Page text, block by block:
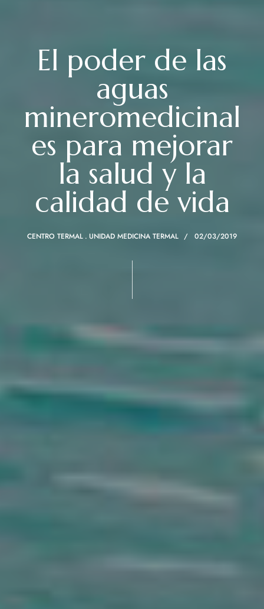
El poder de las
aguas
mineromedicinal
es para mejorar
la salud y la
calidad de vida
CENTRO TERMAL UNIDAD MEDICINA TERMAL 02/03/2019